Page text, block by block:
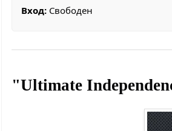
Вход: Свободен
"Ultimate